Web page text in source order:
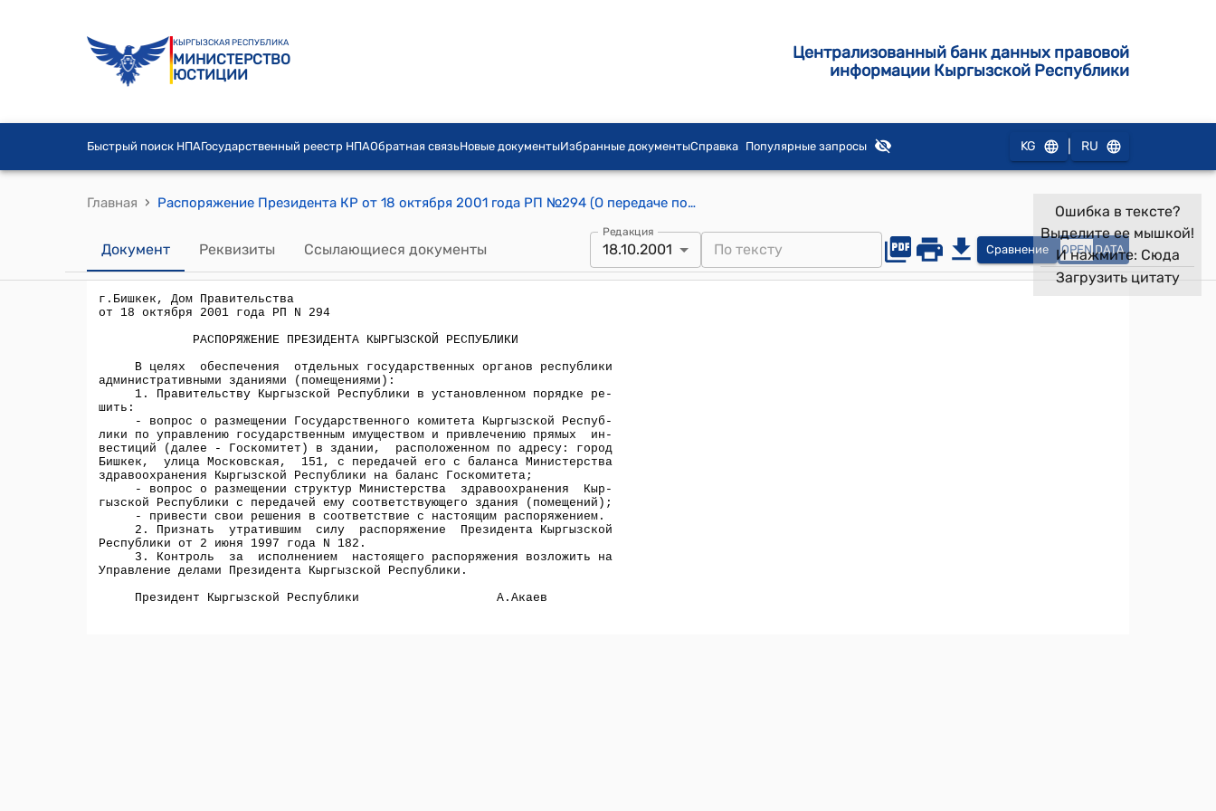
КЫРГЫЗСКАЯ РЕСПУБЛИКА
МИНИСТЕРСТВО
ЮСТИЦИИ
Централизованный банк данных правовой
информации Кыргызской Республики
Быстрый поиск НПАГосударственный реестр НПАОбратная связьНовые документыИзбранные документыСправка Популярные запросы KG RU
Главная › Распоряжение Президента КР от 18 октября 2001 года РП №294 (О передаче помещения)
Документ Реквизиты Ссылающиеся документы
Редакция
18.10.2001 Сравнение OPEN DATA
Ошибка в тексте?
Выделите ее мышкой!
И нажмите: Сюда
Загрузить цитату